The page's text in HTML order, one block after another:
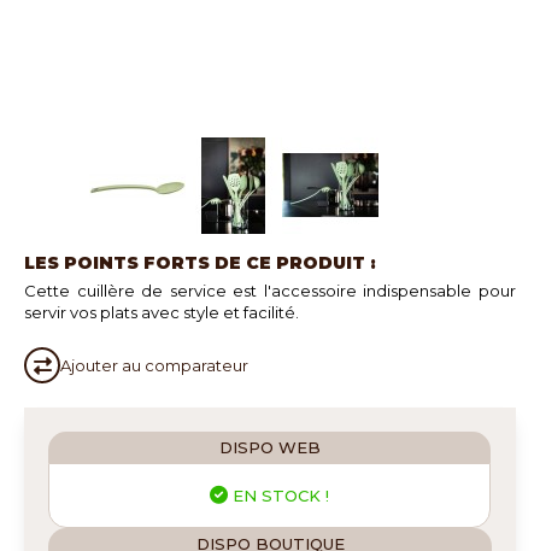
LES POINTS FORTS DE CE PRODUIT :
Cette cuillère de service est l'accessoire indispensable pour
servir vos plats avec style et facilité.
Ajouter au comparateur
DISPO WEB
EN STOCK !
DISPO BOUTIQUE